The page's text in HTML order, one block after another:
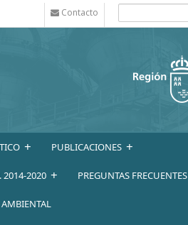
Contacto
+ PUBLICACIONES +
2014-2020 + PREGUNTAS FRECUENTES